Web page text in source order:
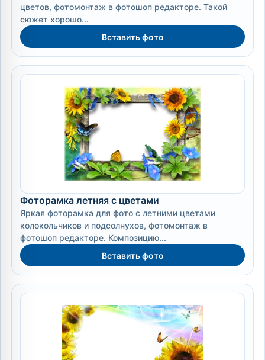
цветов, фотомонтаж в фотошоп редакторе. Такой
сюжет хорошо...
Вставить фото
Фоторамка летняя с цветами
Яркая фоторамка для фото с летними цветами
колокольчиков и подсолнухов, фотомонтаж в
фотошоп редакторе. Композицию...
Вставить фото